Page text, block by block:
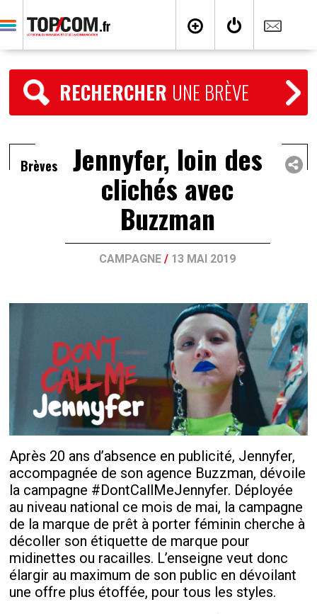
RECHERCHER UNE BRÈVE
Brèves Jennyfer, loin des
clichés avec
Buzzman
CAMPAGNE / 13 MAI 2019
Après 20 ans d’absence en publicité, Jennyfer,
accompagnée de son agence Buzzman, dévoile
la campagne #DontCallMeJennyfer. Déployée
au niveau national ce mois de mai, la campagne
de la marque de prêt à porter féminin cherche à
décoller son étiquette de marque pour
midinettes ou racailles. L’enseigne veut donc
élargir au maximum de son public en dévoilant
une offre plus étoffée, pour tous les styles.